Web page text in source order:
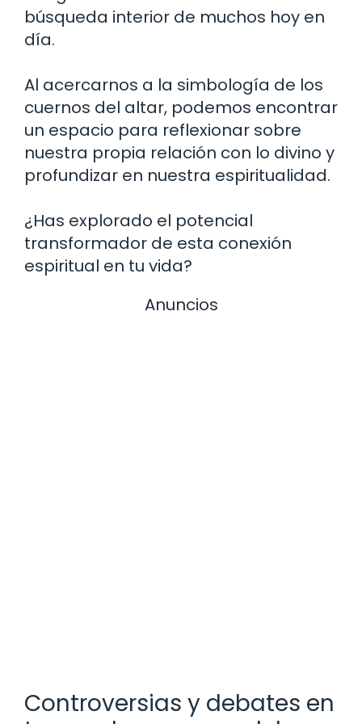
búsqueda interior de muchos hoy en
día.
Al acercarnos a la simbología de los
cuernos del altar, podemos encontrar
un espacio para reflexionar sobre
nuestra propia relación con lo divino y
profundizar en nuestra espiritualidad.
¿Has explorado el potencial
transformador de esta conexión
espiritual en tu vida?
Anuncios
Controversias y debates en